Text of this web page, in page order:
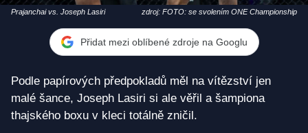
Prajanchai vs. Joseph Lasiri zdroj: FOTO: se svolením ONE Championship
Přidat mezi oblíbené zdroje na Googlu
Podle papírových předpokladů měl na vítězství jen
malé šance, Joseph Lasiri si ale věřil a šampiona
thajského boxu v kleci totálně zničil.